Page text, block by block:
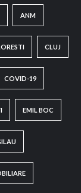
ANM
CLUJ
COVID-19
EMIL BOC